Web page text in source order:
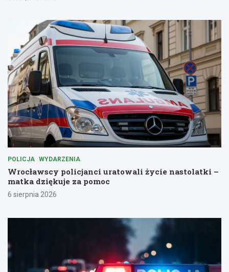
POLICJA WYDARZENIA
Wrocławscy policjanci uratowali życie nastolatki –
matka dziękuje za pomoc
6 sierpnia 2026